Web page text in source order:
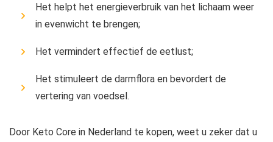
Het helpt het energieverbruik van het lichaam weer
in evenwicht te brengen;
Het vermindert effectief de eetlust;
Het stimuleert de darmflora en bevordert de
vertering van voedsel.
Door Keto Core in Nederland te kopen, weet u zeker dat u